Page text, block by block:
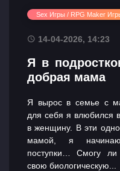
Sex Игры / RPG Maker
14-04-2026, 14:23
Я в
добрая мама
Я вырос в семье с
для себя я влюбился
в женщину. В эти
мамой, я начинаю
поступки… Смогу ли
свою биологическую...